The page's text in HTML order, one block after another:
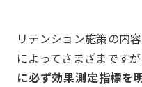
リテンション施策の内
によってさまざまです
に必ず効果測定指標を